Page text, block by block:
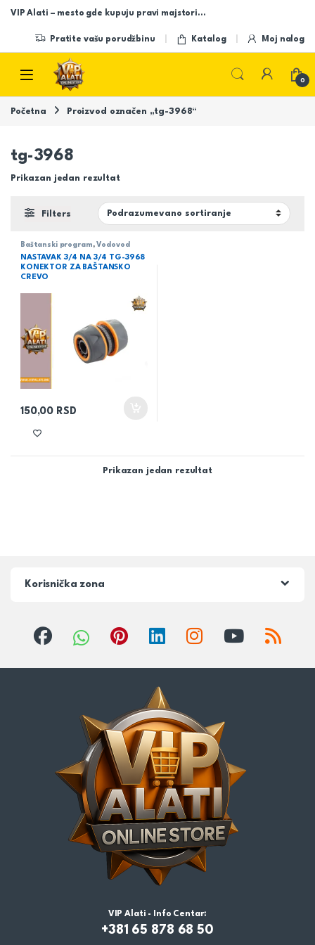
Skip to navigation
Skip to content
VIP Alati – mesto gde kupuju pravi majstori…
Pratite vašu porudžbinu Katalog Moj nalog
Open
0
Početna Proizvod označen „tg-3968“
tg-3968
Prikazan jedan rezultat
Filters
Baštanski program ,Vodovod
NASTAVAK 3/4 NA 3/4 TG-3968
KONEKTOR ZA BAŠTANSKO
CREVO
150,00 RSD
Prikazan jedan rezultat
Korisnička zona
VIP Alati - Info Centar:
+381 65 878 68 50